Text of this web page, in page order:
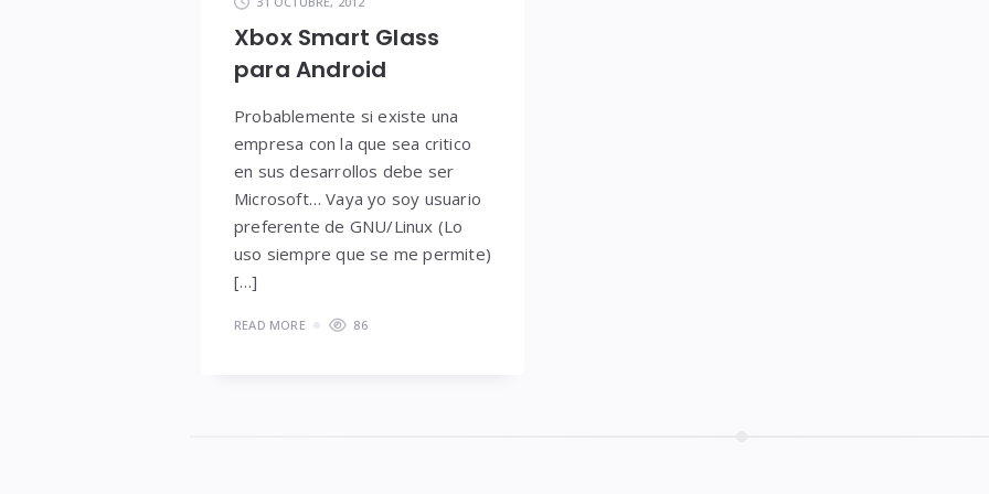
Xbox Smart Glass
para Android
Probablemente si existe una
empresa con la que sea critico
en sus desarrollos debe ser
Microsoft… Vaya yo soy usuario
preferente de GNU/Linux (Lo
uso siempre que se me permite)
[…]
READ MORE 86